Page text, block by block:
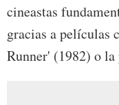
cineastas
gracias a películas
Runner' (1982) o